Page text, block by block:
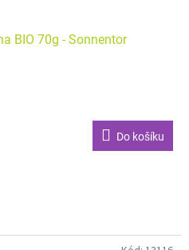
BIO 70g - Sonnentor
Do košíku
v šálku čaje Sencha vám vždy